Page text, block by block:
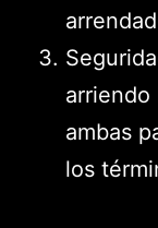
arriendo
ambas
los